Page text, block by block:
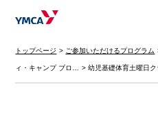
トップページ ご参加いただけるプログラム
ィ・キャンプ ブロ… 幼児基礎体育土曜日ク